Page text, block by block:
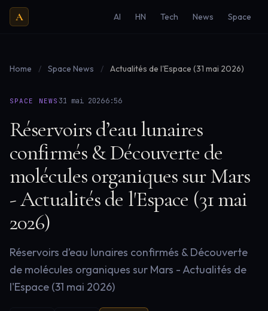
A AI HN Tech News Space
Home / Space News / Actualités de l'Espace (31 mai 2026)
SPACE NEWS·31 mai 2026·6:56
Réservoirs d’eau lunaires
confirmés & Découverte de
molécules organiques sur Mars
- Actualités de l'Espace (31 mai
2026)
Réservoirs d’eau lunaires confirmés & Découverte
de molécules organiques sur Mars - Actualités de
l'Espace (31 mai 2026)